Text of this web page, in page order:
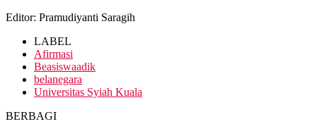
Editor: Pramudiyanti Saragih
LABEL
Afirmasi
Beasiswaadik
belanegara
Universitas Syiah Kuala
BERBAGI